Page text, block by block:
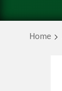
Home